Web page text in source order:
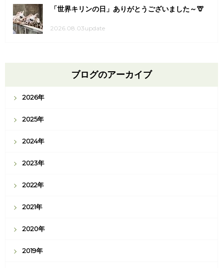
「世界キリンの日」ありがとうございました～🦒
2026.08.03update
ブログのアーカイブ
2026年
2025年
2024年
2023年
2022年
2021年
2020年
2019年